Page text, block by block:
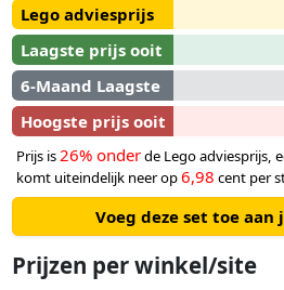
mandarijnenbomen op het dek
masten en houdt de wacht vanuit
brengt pannen naar de keuken via
'Wanted'-posters.
Lego adviesprijs
Laagste prijs ooit
6-Maand Laagste
Hoogste prijs ooit
Prijs is26% onderde Lego adviesprijs,
komt uiteindelijk neer op6,98 cent per
Voeg deze set toe
Prijzen per winkel/site